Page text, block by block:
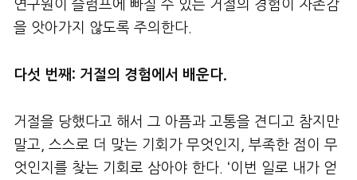
연구원이 슬럼프에 빠질 수 있는 거절의 경험이 자존감
을 앗아가지 않도록 주의한다.
다섯 번째: 거절의 경험에서 배운다.
거절을 당했다고 해서 그 아픔과 고통을 견디고 참지만
말고, 스스로 더 맞는 기회가 무엇인지, 부족한 점이 무
엇인지를 찾는 기회로 삼아야 한다. ‘이번 일로 내가 얻